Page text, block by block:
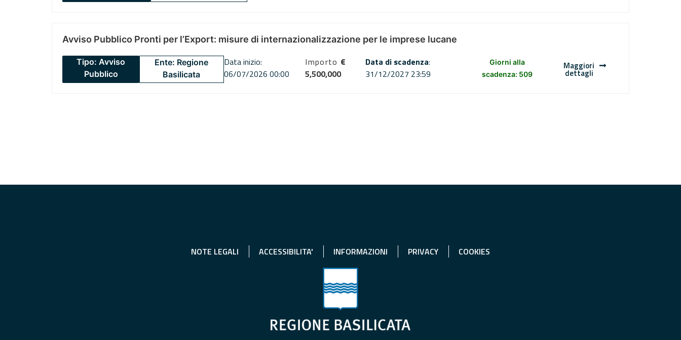
Avviso Pubblico Pronti per l’Export: misure di internazionalizzazione per le imprese lucane
Tipo: Avviso
Pubblico
Ente: Regione
Basilicata
Data inizio:
06/07/2026 00:00
Importo €
5,500,000
Data di scadenza:
31/12/2027 23:59
Giorni alla
scadenza: 509
Maggiori
dettagli
NOTE LEGALI ACCESSIBILITA' INFORMAZIONI PRIVACY COOKIES